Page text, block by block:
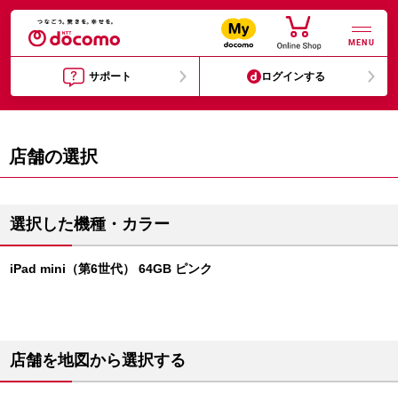
MENU
サポート ログインする
店舗の選択
選択した機種・カラー
iPad mini（第6世代） 64GB ピンク
店舗を地図から選択する